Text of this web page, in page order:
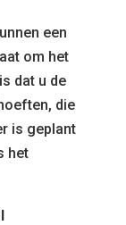
een
om het
dat u de
die
is geplant
het